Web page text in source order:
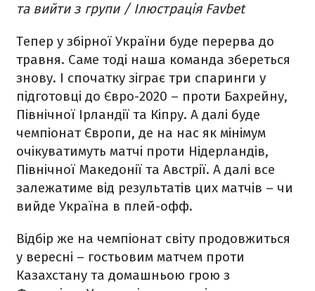
та вийти з групи / Ілюстрація Favbet
Тепер у збірної України буде перерва до
травня. Саме тоді наша команда збереться
знову. І спочатку зіграє три спаринги у
підготовці до Євро-2020 – проти Бахрейну,
Північної Ірландії та Кіпру. А далі буде
чемпіонат Європи, де на нас як мінімум
очікуватимуть матчі проти Нідерландів,
Північної Македонії та Австрії. А далі все
залежатиме від результатів цих матчів – чи
вийде Україна в плей-офф.
Відбір же на чемпіонат світу продовжиться
у вересні – гостьовим матчем проти
Казахстану та домашньою грою з